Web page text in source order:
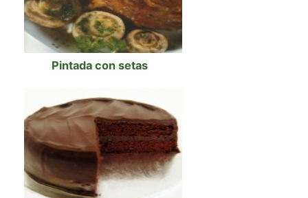
Pintada con setas